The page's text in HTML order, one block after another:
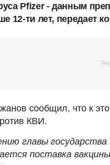
Pfizer - данным
12-ти лет, передает
сообщил, что к
КВИ.
главы
поставка